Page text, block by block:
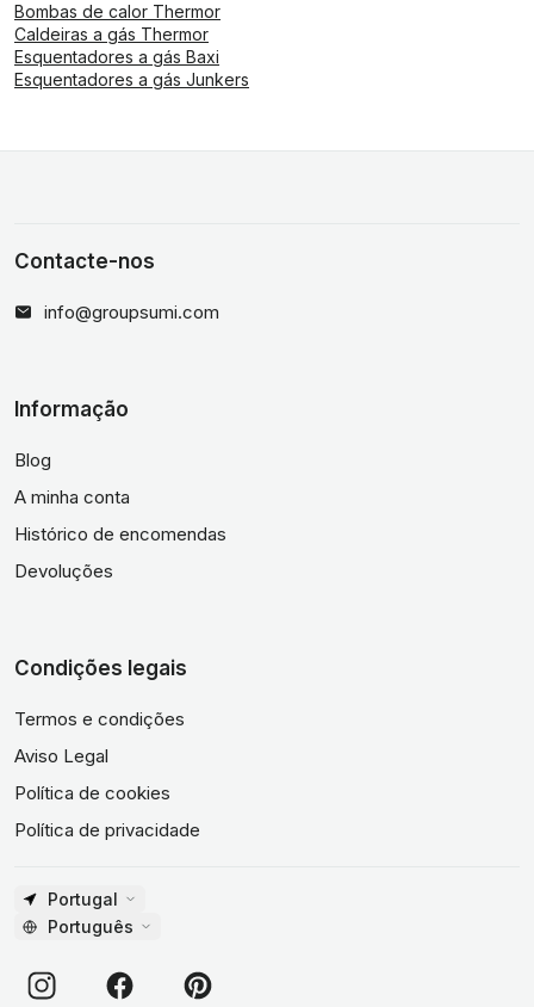
Bombas de calor Thermor
Caldeiras a gás Thermor
Esquentadores a gás Baxi
Esquentadores a gás Junkers
Contacte-nos
info@groupsumi.com
Informação
Blog
A minha conta
Histórico de encomendas
Devoluções
Condições legais
Termos e condições
Aviso Legal
Política de cookies
Política de privacidade
Portugal
Português